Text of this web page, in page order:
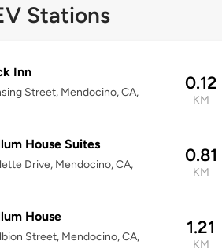
Stations
Inn
Street, Mendocino, CA,
0.12
KM
House Suites
Drive, Mendocino, CA,
0.81
KM
House
Street, Mendocino, CA,
1.21
KM